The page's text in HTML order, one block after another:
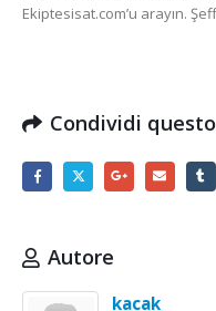
Ekiptesisat.com’u arayın.
Condividi
Autore
kacak